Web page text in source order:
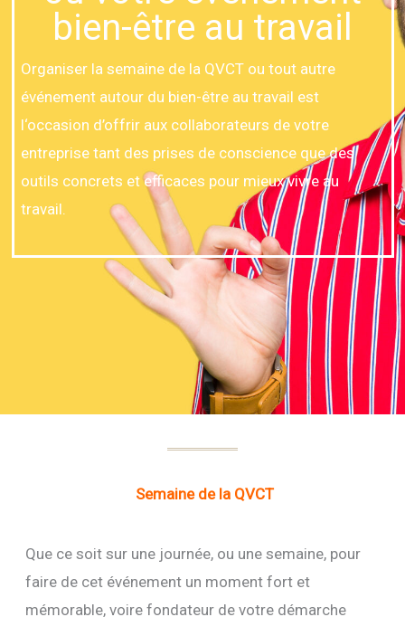
bien-être au travail
Organiser la semaine de la QVCT ou tout autre
événement autour du bien-être au travail est
l‘occasion d’offrir aux collaborateurs de votre
entreprise tant des prises de conscience que des
outils concrets et efficaces pour mieux vivre au
travail.
Semaine de la QVCT
Que ce soit sur une journée, ou une semaine, pour
faire de cet événement un moment fort et
mémorable, voire fondateur de votre démarche